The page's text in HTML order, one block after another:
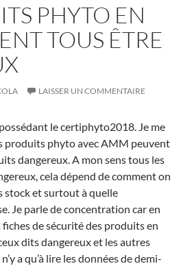
PHYTO EN
TOUS ÊTRE
LAISSER UN COMMENTAIRE
le certiphyto2018. Je me
produits phyto avec AMM peuvent
dangereux. A mon sens tous les
cela dépend de comment on
stock et surtout à quelle
Je parle de concentration car en
de sécurité des produits en
dits dangereux et les autres
a qu’à lire les données de demi-